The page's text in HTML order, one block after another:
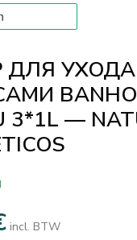
ДЛЯ
BANHO
3*1L —
incl. BTW